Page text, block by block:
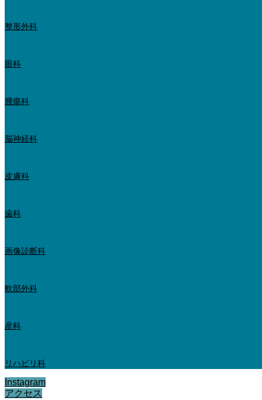
整形外科
眼科
腫瘍科
脳神経科
皮膚科
歯科
画像診断科
軟部外科
産科
リハビリ科
Instagram
アクセス